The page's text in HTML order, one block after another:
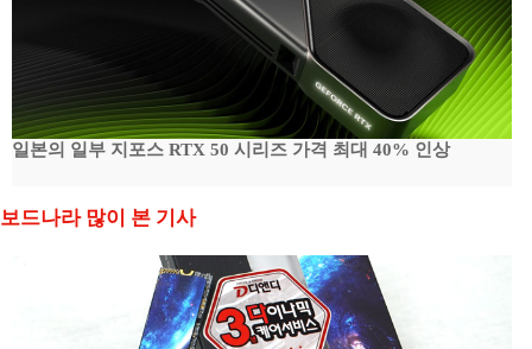
일본의 일부 지포스 RTX 50 시리즈 가격 최대 40% 인상
보드나라 많이 본 기사